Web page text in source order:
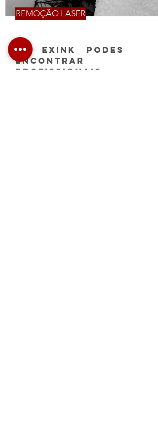
REMOÇÃO LASER
Na Exink podes
encontrar
profissionais